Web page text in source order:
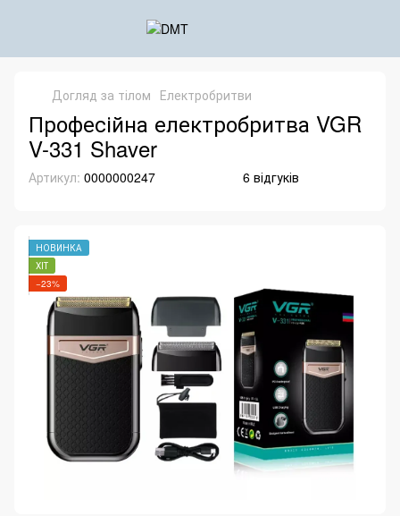
Догляд за тілом Електробритви
Професійна електробритва VGR
V-331 Shaver
Артикул: 0000000247 6 відгуків
НОВИНКА
ХІТ
−23%